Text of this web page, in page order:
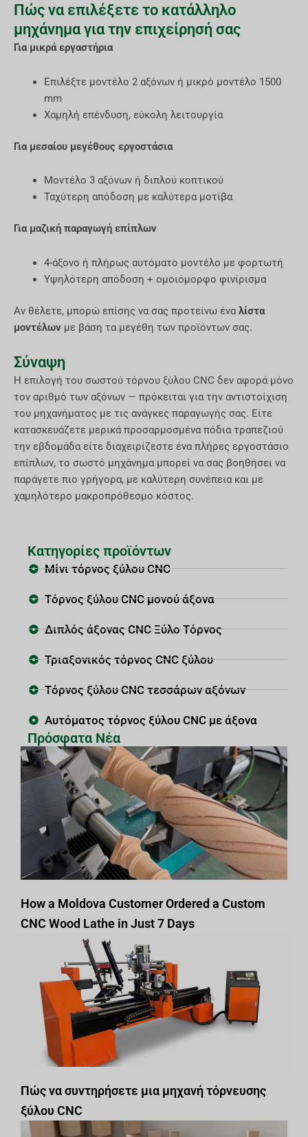
Πώς να επιλέξετε το κατάλληλο
μηχάνημα για την επιχείρησή σας
Για μικρά εργαστήρια
Επιλέξτε μοντέλο 2 αξόνων ή μικρό μοντέλο 1500
mm
Χαμηλή επένδυση, εύκολη λειτουργία
Για μεσαίου μεγέθους εργοστάσια
Μοντέλο 3 αξόνων ή διπλού κοπτικού
Ταχύτερη απόδοση με καλύτερα μοτίβα
Για μαζική παραγωγή επίπλων
4-άξονο ή πλήρως αυτόματο μοντέλο με φορτωτή
Υψηλότερη απόδοση + ομοιόμορφο φινίρισμα
Αν θέλετε, μπορώ επίσης να σας προτείνω ένα λίστα
μοντέλων με βάση τα μεγέθη των προϊόντων σας.
Σύναψη
Η επιλογή του σωστού τόρνου ξύλου CNC δεν αφορά μόνο
τον αριθμό των αξόνων — πρόκειται για την αντιστοίχιση
του μηχανήματος με τις ανάγκες παραγωγής σας. Είτε
κατασκευάζετε μερικά προσαρμοσμένα πόδια τραπεζιού
την εβδομάδα είτε διαχειρίζεστε ένα πλήρες εργοστάσιο
επίπλων, το σωστό μηχάνημα μπορεί να σας βοηθήσει να
παράγετε πιο γρήγορα, με καλύτερη συνέπεια και με
χαμηλότερο μακροπρόθεσμο κόστος.
Κατηγορίες προϊόντων
Μίνι τόρνος ξύλου CNC
Τόρνος ξύλου CNC μονού άξονα
Διπλός άξονας CNC Ξύλο Τόρνος
Τριαξονικός τόρνος CNC ξύλου
Τόρνος ξύλου CNC τεσσάρων αξόνων
Αυτόματος τόρνος ξύλου CNC με άξονα
Πρόσφατα Νέα
How a Moldova Customer Ordered a Custom
CNC Wood Lathe in Just 7 Days
Πώς να συντηρήσετε μια μηχανή τόρνευσης
ξύλου CNC